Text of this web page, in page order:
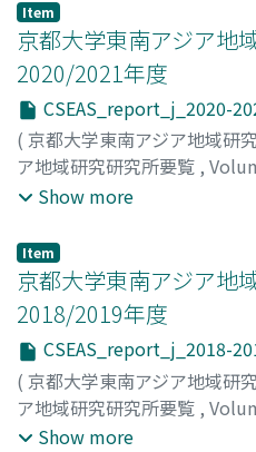
Item
京都大学東南アジア地
2020/2021年度
CSEAS_report_j_2020-
( 京都大学東南アジア地域研
ア地域研究研究所要覧 ,
37)
Show more
Item
京都大学東南アジア地
2018/2019年度
CSEAS_report_j_2018-
( 京都大学東南アジア地域研
ア地域研究研究所要覧 ,
46)
Show more